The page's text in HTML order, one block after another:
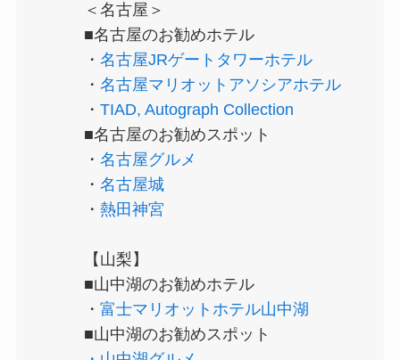
＜名古屋＞
■名古屋のお勧めホテル
・名古屋JRゲートタワーホテル
・名古屋マリオットアソシアホテル
・TIAD, Autograph Collection
■名古屋のお勧めスポット
・名古屋グルメ
・名古屋城
・熱田神宮
【山梨】
■山中湖のお勧めホテル
・富士マリオットホテル山中湖
■山中湖のお勧めスポット